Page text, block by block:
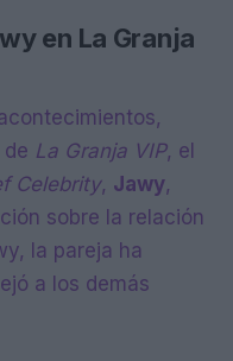
en La Granja
La Granja VIP, el
Celebrity, Jawy,
sobre la relación
la pareja ha
a los demás